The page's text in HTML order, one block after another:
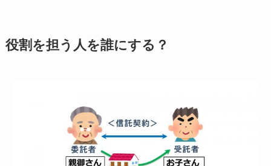
役割を担う人を誰にする？